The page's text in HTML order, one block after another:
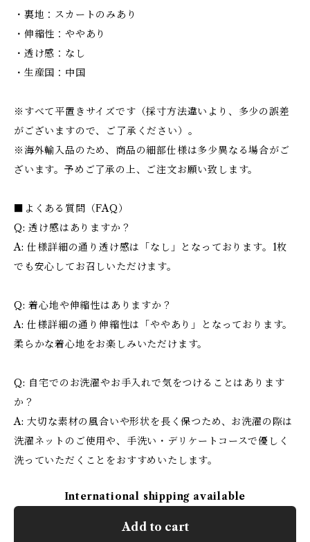
・裏地：スカートのみあり
・伸縮性：ややあり
・透け感：なし
・生産国：中国
※すべて平置きサイズです（採寸方法違いより、多少の誤差
がございますので、ご了承ください）。
※海外輸入品のため、商品の細部仕様は多少異なる場合がご
ざいます。予めご了承の上、ご注文お願い致します。
■よくある質問（FAQ）
Q: 透け感はありますか？
A: 仕様詳細の通り透け感は「なし」となっております。1枚
でも安心してお召しいただけます。
Q: 着心地や伸縮性はありますか？
A: 仕様詳細の通り伸縮性は「ややあり」となっております。
柔らかな着心地をお楽しみいただけます。
Q: 自宅でのお洗濯やお手入れで気をつけることはあります
か？
A: 大切な素材の風合いや形状を長く保つため、お洗濯の際は
洗濯ネットのご使用や、手洗い・デリケートコースで優しく
洗っていただくことをおすすめいたします。
International shipping available
Add to cart